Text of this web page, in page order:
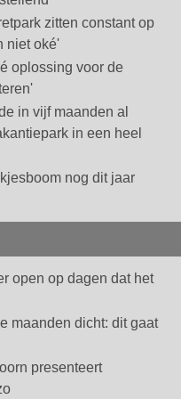
zitten constant op
niet oké'
oplossing voor de
in vijf maanden al
in een heel
nog dit jaar
open op dagen dat het
maanden dicht: dit gaat
presenteert